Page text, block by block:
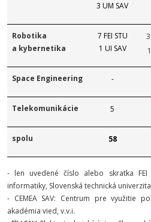
3 UM SAV
Robotika
a kybernetika
7 FEI STU
1 UI SAV
Space Engineering -
Telekomunikácie 5
spolu 58
- len uvedené číslo alebo skratka FEI
informatiky, Slovenská technická
- CEMEA SAV: Centrum pre využitie
akadémia vied, v.v.i.